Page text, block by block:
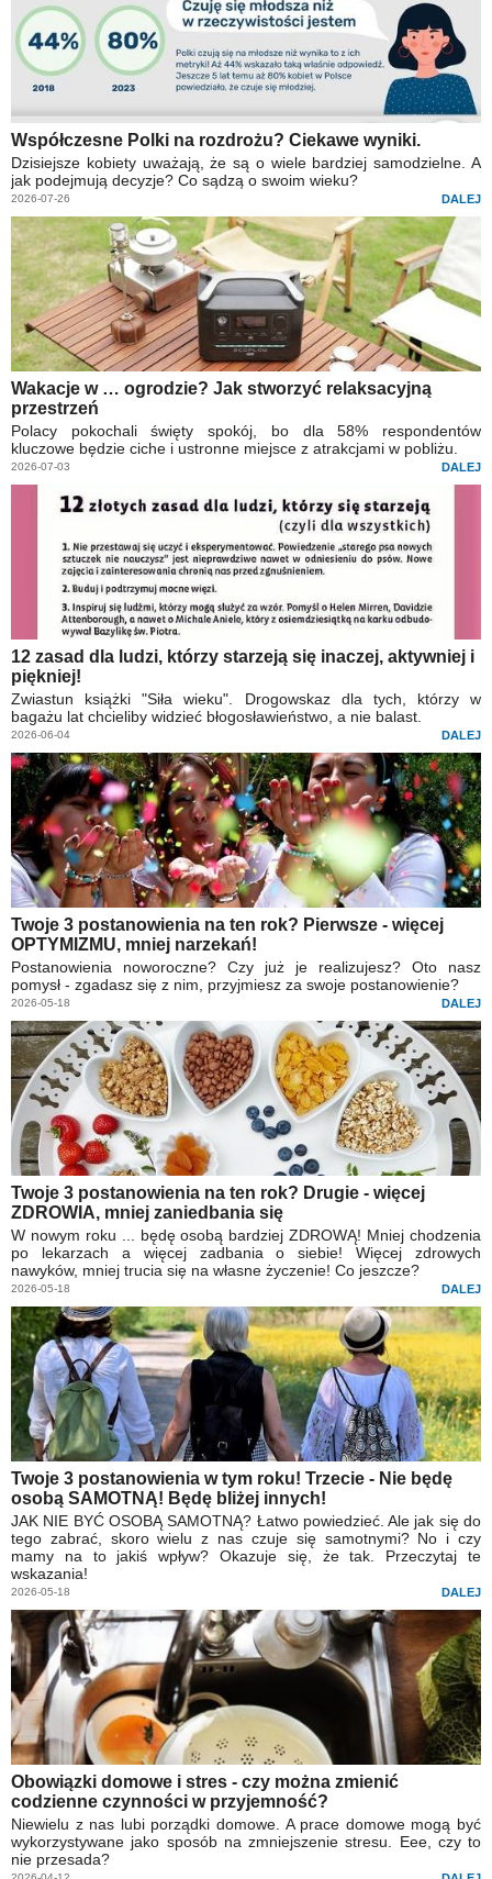
Współczesne Polki na rozdrożu? Ciekawe wyniki.
Dzisiejsze kobiety uważają, że są o wiele bardziej samodzielne. A
jak podejmują decyzje? Co sądzą o swoim wieku?
2026-07-26 DALEJ
Wakacje w … ogrodzie? Jak stworzyć relaksacyjną
przestrzeń
Polacy pokochali święty spokój, bo dla 58% respondentów
kluczowe będzie ciche i ustronne miejsce z atrakcjami w pobliżu.
2026-07-03 DALEJ
12 zasad dla ludzi, którzy starzeją się inaczej, aktywniej i
piękniej!
Zwiastun książki "Siła wieku". Drogowskaz dla tych, którzy w
bagażu lat chcieliby widzieć błogosławieństwo, a nie balast.
2026-06-04 DALEJ
Twoje 3 postanowienia na ten rok? Pierwsze - więcej
OPTYMIZMU, mniej narzekań!
Postanowienia noworoczne? Czy już je realizujesz? Oto nasz
pomysł - zgadasz się z nim, przyjmiesz za swoje postanowienie?
2026-05-18 DALEJ
Twoje 3 postanowienia na ten rok? Drugie - więcej
ZDROWIA, mniej zaniedbania się
W nowym roku ... będę osobą bardziej ZDROWĄ! Mniej chodzenia
po lekarzach a więcej zadbania o siebie! Więcej zdrowych
nawyków, mniej trucia się na własne życzenie! Co jeszcze?
2026-05-18 DALEJ
Twoje 3 postanowienia w tym roku! Trzecie - Nie będę
osobą SAMOTNĄ! Będę bliżej innych!
JAK NIE BYĆ OSOBĄ SAMOTNĄ? Łatwo powiedzieć. Ale jak się do
tego zabrać, skoro wielu z nas czuje się samotnymi? No i czy
mamy na to jakiś wpływ? Okazuje się, że tak. Przeczytaj te
wskazania!
2026-05-18 DALEJ
Obowiązki domowe i stres - czy można zmienić
codzienne czynności w przyjemność?
Niewielu z nas lubi porządki domowe. A prace domowe mogą być
wykorzystywane jako sposób na zmniejszenie stresu. Eee, czy to
nie przesada?